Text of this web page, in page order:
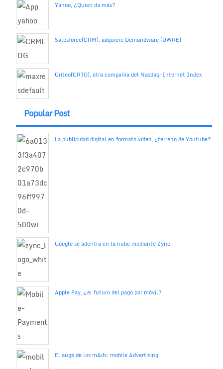
Yahoo, ¿Quien da más?
Salesforce(CRM), adquiere Demandware (DWRE)
Criteo(CRTO), otra compañía del Nasdaq-Internet Index
Popular Post
La publicidad digital en formato vídeo, ¿terreno de Youtube?
Google se adentra en la nube mediante Zync
Apple Pay, ¿el futuro del pago por móvil?
El auge de los mAds: mobile Advertising